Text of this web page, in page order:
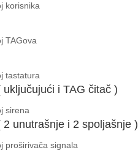
korisnika
TAGova
tastatura
uključujući i TAG čitač )
sirena
2 unutrašnje i 2 spoljašnje )
proširivača signala